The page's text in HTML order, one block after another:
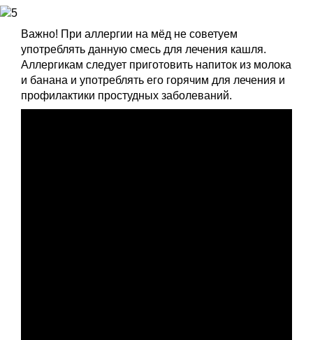
Важно! При аллергии на мёд не советуем
употреблять данную смесь для лечения кашля.
Аллергикам следует приготовить напиток из молока
и банана и употреблять его горячим для лечения и
профилактики простудных заболеваний.